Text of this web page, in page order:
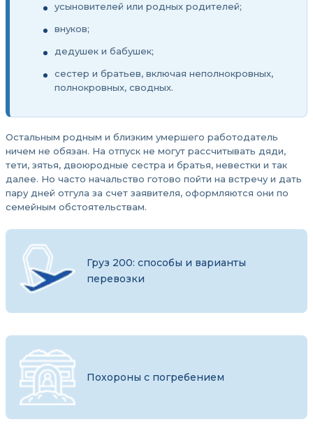
усыновителей или родных родителей;
внуков;
дедушек и бабушек;
сестер и братьев, включая неполнокровных,
полнокровных, сводных.
Остальным родным и близким умершего работодатель
ничем не обязан. На отпуск не могут рассчитывать дяди,
тети, зятья, двоюродные сестра и братья, невестки и так
далее. Но часто начальство готово пойти на встречу и дать
пару дней отгула за счет заявителя, оформляются они по
семейным обстоятельствам.
Груз 200: способы и варианты
перевозки
Похороны с погребением